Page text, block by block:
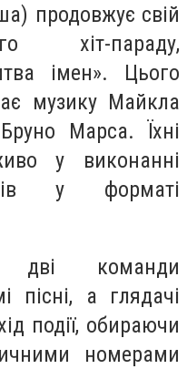
продовжує свій
хіт-параду,
імен». Цього
музику Майкла
Марса. Їхні
у виконанні
у форматі
дві команди
пісні, а глядачі
події, обираючи
номерами